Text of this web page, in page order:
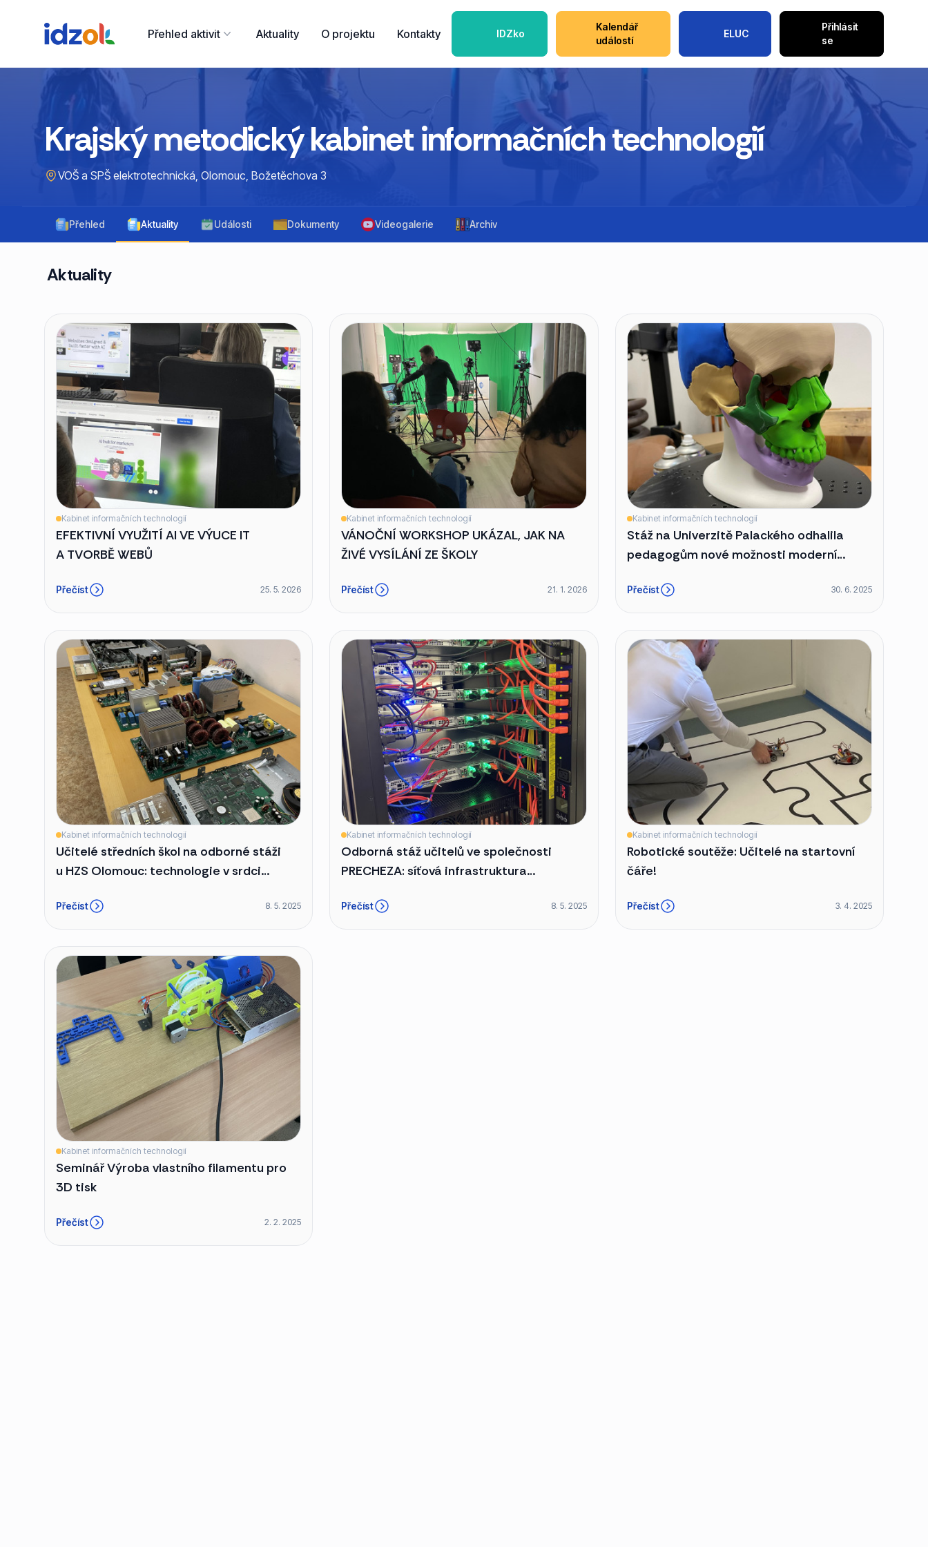
Přehled aktivit Aktuality O projektu Kontakty IDZko
Kalendář
událostí
ELUC
Přihlásit
se
Krajský metodický kabinet informačních technologií
VOŠ a SPŠ elektrotechnická, Olomouc, Božetěchova 3
Přehled Aktuality Události Dokumenty Videogalerie Archiv
Aktuality
Kabinet informačních technologií
EFEKTIVNÍ VYUŽITÍ AI VE VÝUCE IT
A TVORBĚ WEBŮ
Přečíst 25. 5. 2026
Kabinet informačních technologií
VÁNOČNÍ WORKSHOP UKÁZAL, JAK NA
ŽIVÉ VYSÍLÁNÍ ZE ŠKOLY
Přečíst 21. 1. 2026
Kabinet informačních technologií
Stáž na Univerzitě Palackého odhalila
pedagogům nové možnosti moderní
Přečíst 30. 6. 2025
Kabinet informačních technologií
Učitelé středních škol na odborné stáži
u HZS Olomouc: technologie v srdci
Přečíst 8. 5. 2025
Kabinet informačních technologií
Odborná stáž učitelů ve společnosti
PRECHEZA: síťová infrastruktura
Přečíst 8. 5. 2025
Kabinet informačních technologií
Robotické soutěže: Učitelé na startovní
čáře!
Přečíst 3. 4. 2025
Kabinet informačních technologií
Seminář Výroba vlastního filamentu pro
3D tisk
Přečíst 2. 2. 2025